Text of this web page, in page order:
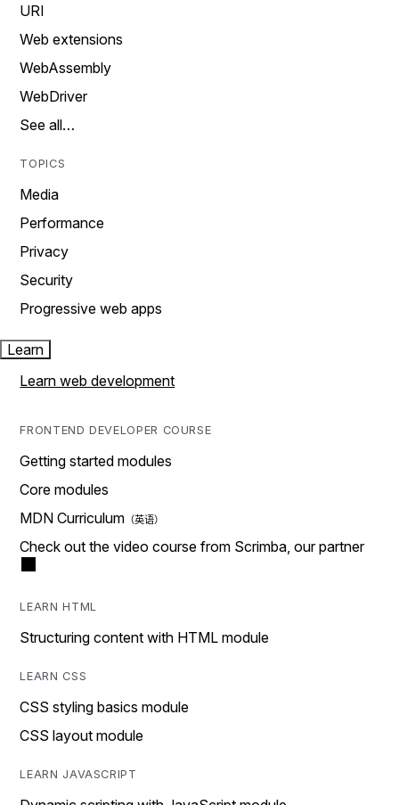
URI
Web extensions
WebAssembly
WebDriver
See all…
TOPICS
Media
Performance
Privacy
Security
Progressive web apps
Learn
Learn web development
FRONTEND DEVELOPER COURSE
Getting started modules
Core modules
MDN Curriculum
Check out the video course from Scrimba, our partner
LEARN HTML
Structuring content with HTML module
LEARN CSS
CSS styling basics module
CSS layout module
LEARN JAVASCRIPT